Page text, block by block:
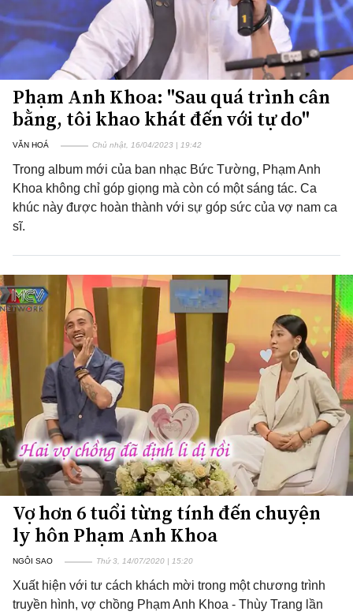
Phạm Anh Khoa: "Sau quá trình cân
bằng, tôi khao khát đến với tự do"
VĂN HOÁ Chủ nhật, 16/04/2023 | 19:42
Trong album mới của ban nhạc Bức Tường, Phạm Anh
Khoa không chỉ góp giọng mà còn có một sáng tác. Ca
khúc này được hoàn thành với sự góp sức của vợ nam ca
sĩ.
Vợ hơn 6 tuổi từng tính đến chuyện
ly hôn Phạm Anh Khoa
NGÔI SAO Thứ 3, 14/07/2020 | 15:20
Xuất hiện với tư cách khách mời trong một chương trình
truyền hình, vợ chồng Phạm Anh Khoa - Thùy Trang lần